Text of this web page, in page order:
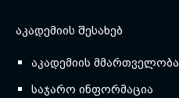
ᲐᲙᲐᲓᲔᲛᲘᲘᲡ ᲨᲔᲡᲐᲮᲔᲑ
აკადემიის მმართველობა
საჯარო ინფორმაცია